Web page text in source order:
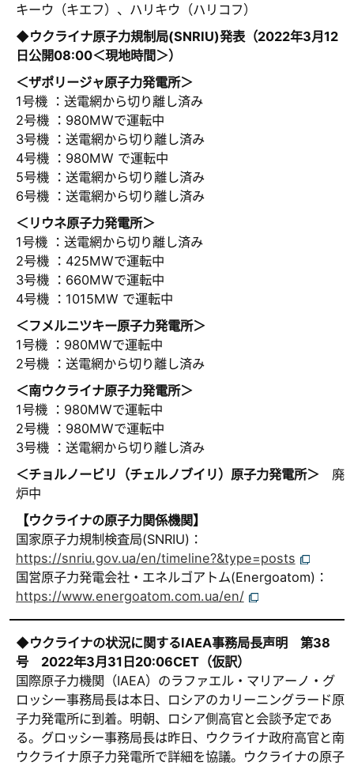
キーウ（キエフ）、ハリキウ（ハリコフ）
◆ウクライナ原子力規制局(SNRIU)発表（2022年3月12
日公開08:00＜現地時間＞）
＜ザポリージャ原子力発電所＞
1号機 ：送電網から切り離し済み
2号機 ：980MWで運転中
3号機 ：送電網から切り離し済み
4号機 ：980MW で運転中
5号機 ：送電網から切り離し済み
6号機 ：送電網から切り離し済み
＜リウネ原子力発電所＞
1号機 ：送電網から切り離し済み
2号機 ：425MWで運転中
3号機 ：660MWで運転中
4号機 ：1015MW で運転中
＜フメルニツキー原子力発電所＞
1号機 ：980MWで運転中
2号機 ：送電網から切り離し済み
＜南ウクライナ原子力発電所＞
1号機 ：980MWで運転中
2号機 ：980MWで運転中
3号機 ：送電網から切り離し済み
＜チョルノービリ（チェルノブイリ）原子力発電所＞ 廃
炉中
【ウクライナの原子力関係機関】
国家原子力規制検査局(SNRIU)：
https://snriu.gov.ua/en/timeline?&type=posts
国営原子力発電会社・エネルゴアトム(Energoatom)：
https://www.energoatom.com.ua/en/
◆ウクライナの状況に関するIAEA事務局長声明 第38
号 2022年3月31日20:06CET（仮訳）
国際原子力機関（IAEA）のラファエル・マリアーノ・グ
ロッシー事務局長は本日、ロシアのカリーニングラード原
子力発電所に到着。明朝、ロシア側高官と会談予定であ
る。グロッシー事務局長は昨日、ウクライナ政府高官と南
ウクライナ原子力発電所で詳細を協議。ウクライナの原子